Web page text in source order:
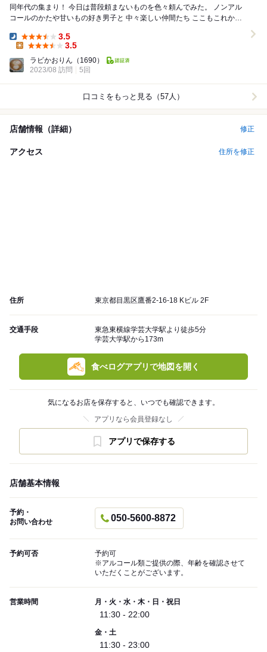
同年代の集まり！ 今日は普段頼まないものを色々頼んでみた。 ノンアル
コールのかたや甘いもの好き男子と 中々楽しい仲間たち ここもこれから
Dinner:
3.5
3.5
ラビかおりん （1690）
2023/08 訪問
5回
口コミをもっと見る（57人）
店舗情報（詳細） 修正
アクセス 住所を修正
住所 東京都目黒区鷹番2-16-18 Kビル 2F
交通手段
東急東横線学芸大学駅より徒歩5分
学芸大学駅から173m
食べログアプリで地図を開く
気になるお店を保存すると、いつでも確認できます。
アプリなら会員登録なし
アプリで保存する
店舗基本情報
予約・
お問い合わせ
050-5600-8872
予約可否
予約可
※アルコール類ご提供の際、年齢を確認させて
いただくことがございます。
営業時間 月・火・水・木・日・祝日
11:30 - 22:00
金・土
11:30 - 23:00